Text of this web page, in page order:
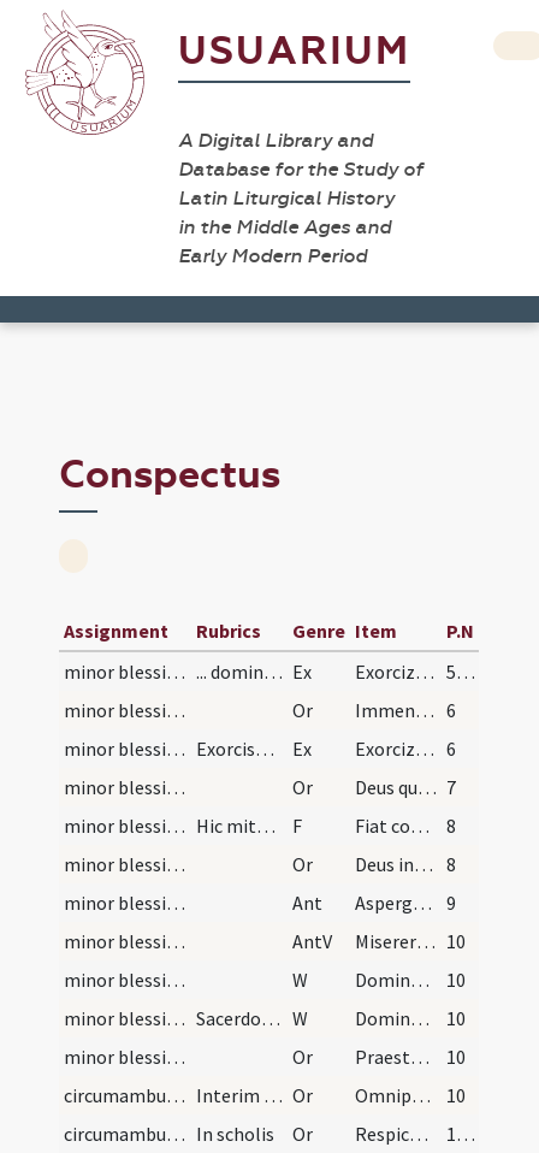
USUARIUM
A Digital Library and
Database for the Study of
Latin Liturgical History
in the Middle Ages and
Early Modern Period
Conspectus
Assignment Rubrics Genre Item
P.N
minor blessing of water/1
... dominicis diebus. Ex Exorcizo te creatura salis ... immundus adiuratus.
5 (1r)
minor blessing of water/1
Or Immensam clementiam tuam ... spiritualis nequitiae. 6
minor blessing of water/2
Exorcismus aquae Ex Exorcizo te creatura aquae ... ut fias aqua exorcizata ... angelis suis apostaticis. 6
minor blessing of water/2
Or Deus qui ad salutem humani generis maxima ... impugnationibus defensa. 7
minor blessing of water
Hic mittatur sal in aquam. F Fiat commixtio salis et aquae in nomine
8
minor blessing of water/3
Or Deus invictae virtutis auctor ... adesse dignetur.
8
minor blessing of water/sprinkling
Ant Asperges me
9
minor blessing of water/sprinkling
AntV Miserere mei Deus 10
minor blessing of water/sprinkling/1
W Domine apud te est fons vitae
10
minor blessing of water/sprinkling/2
Sacerdos in choro stans W Dominus vobiscum
10
minor blessing of water/sprinkling/4
Or Praesta quaesumus Domine nobis per hanc creaturam tuae aspersionem ... saecula saeculorum.
10
circumambulation/sacrarium/1
Interim dum egreditur basilicam. Or Omnipotens et misericors Deus qui sacerdotibus tuis peccatis ... pacis ingressus.
10
circumambulation/schola/2 In scholis Or Respice quaesumus Domine ad preces nostras et mentes in hac domo ... mereantur assequi.
11 (4r)